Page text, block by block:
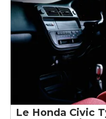
Le Honda Civic